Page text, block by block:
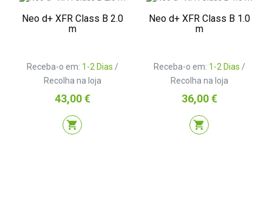
Neo d+ XFR Class B 2.0
m
Receba-o em: 1-2 Dias /
Recolha na loja
Preço
43,00 €
shopping_cart
Neo d+ XFR Class B 1.0
m
Receba-o em: 1-2 Dias /
Recolha na loja
Preço
36,00 €
shopping_cart